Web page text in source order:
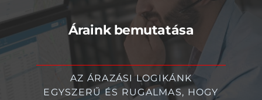
Áraink bemutatása
AZ ÁRAZÁSI LOGIKÁNK
EGYSZERŰ ÉS RUGALMAS, HOGY